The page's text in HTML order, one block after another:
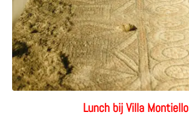
Lunch bij Villa Montiello